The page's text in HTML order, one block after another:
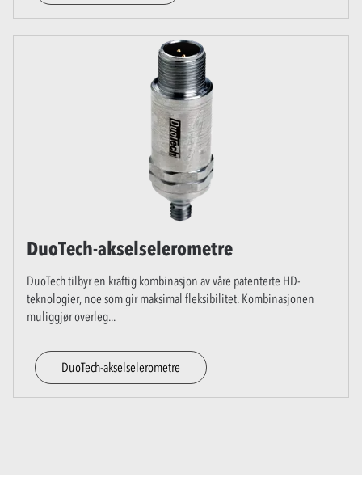
DuoTech-akselselerometre
DuoTech tilbyr en kraftig kombinasjon av våre patenterte HD-
teknologier, noe som gir maksimal fleksibilitet. Kombinasjonen
muliggjør overleg...
DuoTech-akselselerometre